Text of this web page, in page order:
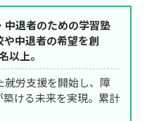
中退者のための学習塾
中退者の希望を創
以上。
就労支援を開始し、障
ける未来を実現。累計